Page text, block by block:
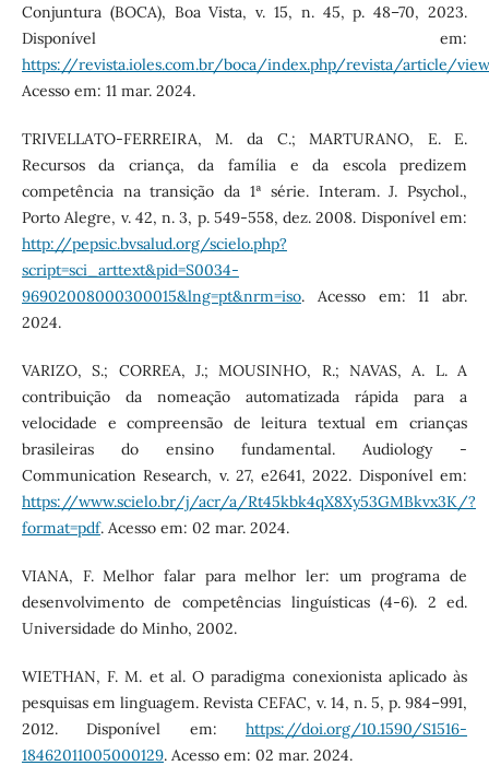
Conjuntura (BOCA), Boa Vista, v. 15, n. 45, p. 48–70, 2023.
Disponível em:
https://revista.ioles.com.br/boca/index.php/revista/article/
Acesso em: 11 mar. 2024.
TRIVELLATO-FERREIRA, M. da C.; MARTURANO, E. E.
Recursos da criança, da família e da escola predizem
competência na transição da 1ª série. Interam. J. Psychol.,
Porto Alegre, v. 42, n. 3, p. 549-558, dez. 2008. Disponível em:
http://pepsic.bvsalud.org/scielo.php?
script=sci_arttext&pid=S0034-
96902008000300015&lng=pt&nrm=iso. Acesso em: 11 abr.
2024.
VARIZO, S.; CORREA, J.; MOUSINHO, R.; NAVAS, A. L. A
contribuição da nomeação automatizada rápida para a
velocidade e compreensão de leitura textual em crianças
brasileiras do ensino fundamental. Audiology -
Communication Research, v. 27, e2641, 2022. Disponível em:
https://www.scielo.br/j/acr/a/Rt45kbk4qX8Xy53GMBkvx3K/?
format=pdf. Acesso em: 02 mar. 2024.
VIANA, F. Melhor falar para melhor ler: um programa de
desenvolvimento de competências linguísticas (4-6). 2 ed.
Universidade do Minho, 2002.
WIETHAN, F. M. et al. O paradigma conexionista aplicado às
pesquisas em linguagem. Revista CEFAC, v. 14, n. 5, p. 984–991,
2012. Disponível em:https://doi.org/10.1590/S1516-
18462011005000129. Acesso em: 02 mar. 2024.